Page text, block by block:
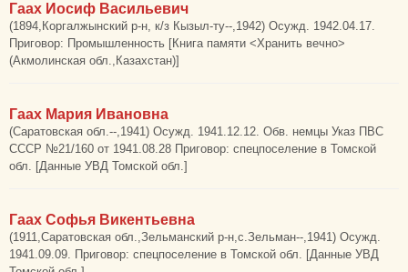
Гаах Иосиф Васильевич
(1894,Коргалжынский р-н, к/з Кызыл-ту--,1942) Осужд. 1942.04.17.
Приговор: Промышленность [Книга памяти <Хранить вечно>
(Акмолинская обл.,Казахстан)]
Гаах Мария Ивановна
(Саратовская обл.--,1941) Осужд. 1941.12.12. Обв. немцы Указ ПВС
СССР №21/160 от 1941.08.28 Приговор: спецпоселение в Томской
обл. [Данные УВД Томской обл.]
Гаах Софья Викентьевна
(1911,Саратовская обл.,Зельманский р-н,с.Зельман--,1941) Осужд.
1941.09.09. Приговор: спецпоселение в Томской обл. [Данные УВД